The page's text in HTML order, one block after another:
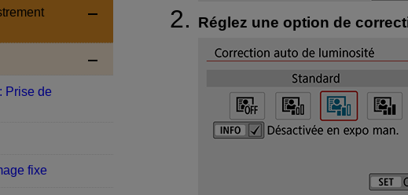
Réglez une option de
Prise de
fixe